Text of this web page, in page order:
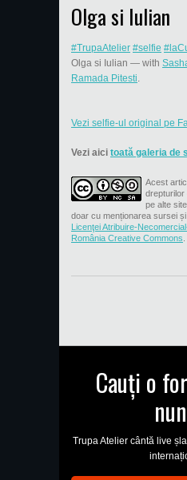
Olga si Iulian
#TrupaAtelier #selfie
Olga si Iulian — with
Ramada Pitesti.
Vezi selfie-ul original pe
Vezi aici toată galeria de
Acest
drepturilor
pe alte
doar cu menționarea sursei
Licenţei Atribuire-
România Creative Commons
Cauți o
Trupa Atelier cântă live